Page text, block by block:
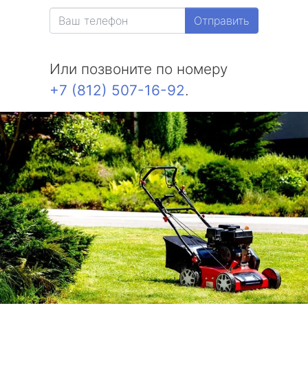
Отправить
Или позвоните по номеру
+7 (812) 507-16-92.